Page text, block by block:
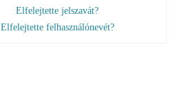
Elfelejtette jelszavát?
Elfelejtette felhasználónevét?